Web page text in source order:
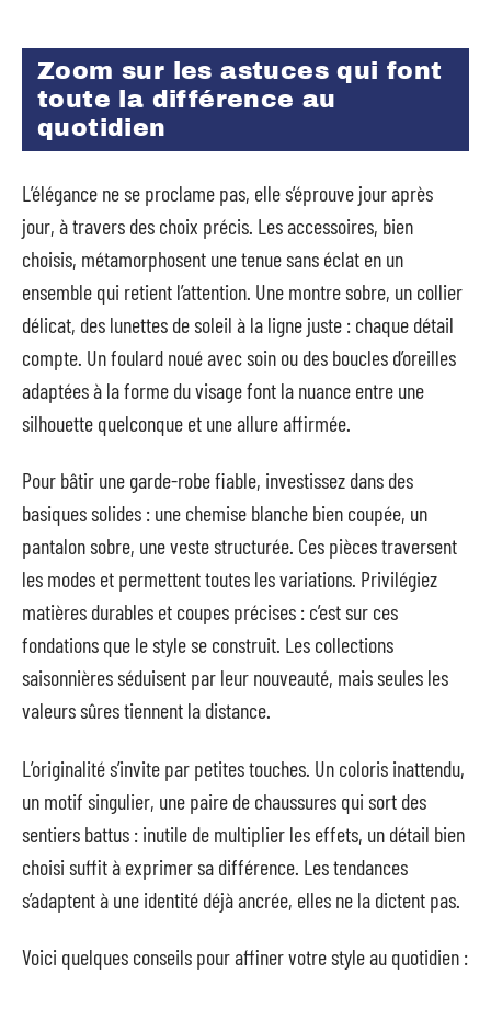
Zoom sur les astuces qui font
toute la différence au
quotidien
L’élégance ne se proclame pas, elle s’éprouve jour après
jour, à travers des choix précis. Les accessoires, bien
choisis, métamorphosent une tenue sans éclat en un
ensemble qui retient l’attention. Une montre sobre, un collier
délicat, des lunettes de soleil à la ligne juste : chaque détail
compte. Un foulard noué avec soin ou des boucles d’oreilles
adaptées à la forme du visage font la nuance entre une
silhouette quelconque et une allure affirmée.
Pour bâtir une garde-robe fiable, investissez dans des
basiques solides : une chemise blanche bien coupée, un
pantalon sobre, une veste structurée. Ces pièces traversent
les modes et permettent toutes les variations. Privilégiez
matières durables et coupes précises : c’est sur ces
fondations que le style se construit. Les collections
saisonnières séduisent par leur nouveauté, mais seules les
valeurs sûres tiennent la distance.
L’originalité s’invite par petites touches. Un coloris inattendu,
un motif singulier, une paire de chaussures qui sort des
sentiers battus : inutile de multiplier les effets, un détail bien
choisi suffit à exprimer sa différence. Les tendances
s’adaptent à une identité déjà ancrée, elles ne la dictent pas.
Voici quelques conseils pour affiner votre style au quotidien :